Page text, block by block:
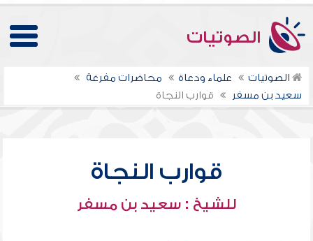
الصوتيات
الصوتيات علماء ودعاة
محاضرات مفرغة
سعيد بن مسفر
قوارب النجاة
قوارب النجاة
للشيخ : سعيد بن مسفر